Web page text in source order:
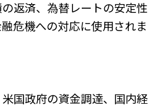
返済、為替レートの安定性
危機への対応に使用されま
国政府の資金調達、国内経